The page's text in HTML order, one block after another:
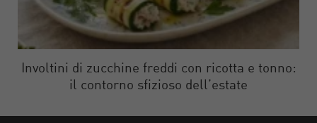
Involtini di zucchine freddi con ricotta e tonno:
il contorno sfizioso dell’estate